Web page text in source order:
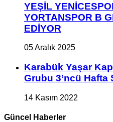
YEŞİL
YORTANSPOR B
EDİYOR
05 Aralık 2025
Karabük Yaşar
Grubu 3’ncü
14 Kasım 2022
Güncel Haberler